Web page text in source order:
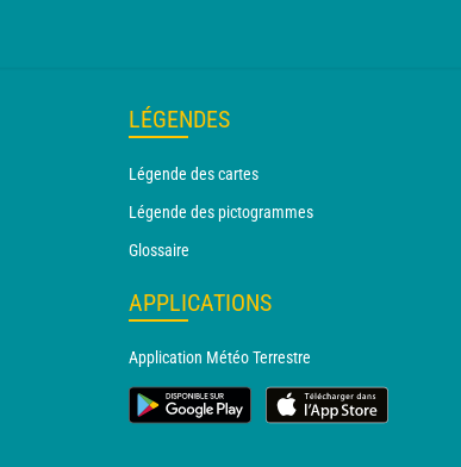
LÉGENDES
Légende des cartes
Légende des pictogrammes
Glossaire
APPLICATIONS
Application Météo Terrestre